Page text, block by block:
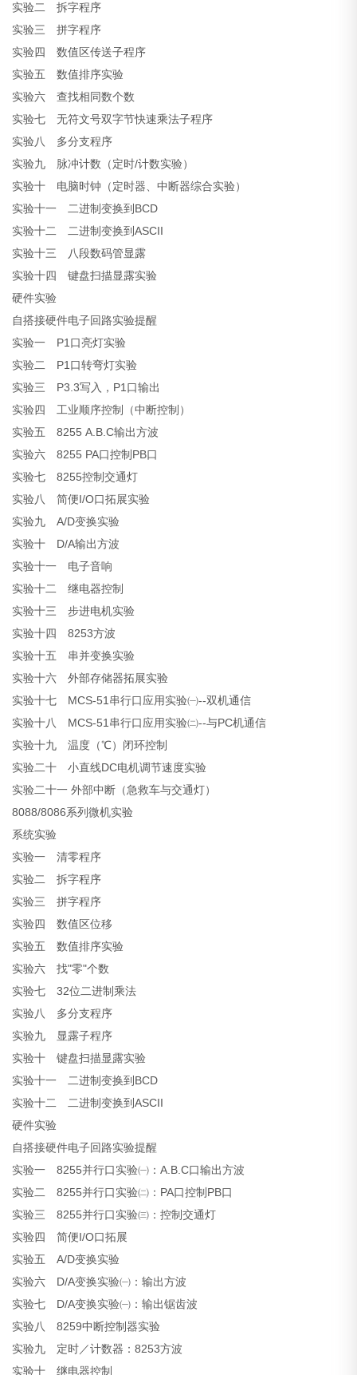
实验二 拆字程序
实验三 拼字程序
实验四 数值区传送子程序
实验五 数值排序实验
实验六 查找相同数个数
实验七 无符文号双字节快速乘法子程序
实验八 多分支程序
实验九 脉冲计数（定时/计数实验）
实验十 电脑时钟（定时器、中断器综合实验）
实验十一 二进制变换到BCD
实验十二 二进制变换到ASCII
实验十三 八段数码管显露
实验十四 键盘扫描显露实验
硬件实验
自搭接硬件电子回路实验提醒
实验一 P1口亮灯实验
实验二 P1口转弯灯实验
实验三 P3.3写入，P1口输出
实验四 工业顺序控制（中断控制）
实验五 8255 A.B.C输出方波
实验六 8255 PA口控制PB口
实验七 8255控制交通灯
实验八 简便I/O口拓展实验
实验九 A/D变换实验
实验十 D/A输出方波
实验十一 电子音响
实验十二 继电器控制
实验十三 步进电机实验
实验十四 8253方波
实验十五 串并变换实验
实验十六 外部存储器拓展实验
实验十七 MCS-51串行口应用实验㈠--双机通信
实验十八 MCS-51串行口应用实验㈡--与PC机通信
实验十九 温度（℃）闭环控制
实验二十 小直线DC电机调节速度实验
实验二十一 外部中断（急救车与交通灯）
8088/8086系列微机实验
系统实验
实验一 清零程序
实验二 拆字程序
实验三 拼字程序
实验四 数值区位移
实验五 数值排序实验
实验六 找"零"个数
实验七 32位二进制乘法
实验八 多分支程序
实验九 显露子程序
实验十 键盘扫描显露实验
实验十一 二进制变换到BCD
实验十二 二进制变换到ASCII
硬件实验
自搭接硬件电子回路实验提醒
实验一 8255并行口实验㈠：A.B.C口输出方波
实验二 8255并行口实验㈡：PA口控制PB口
实验三 8255并行口实验㈢：控制交通灯
实验四 简便I/O口拓展
实验五 A/D变换实验
实验六 D/A变换实验㈠：输出方波
实验七 D/A变换实验㈠：输出锯齿波
实验八 8259中断控制器实验
实验九 定时／计数器：8253方波
实验十 继电器控制